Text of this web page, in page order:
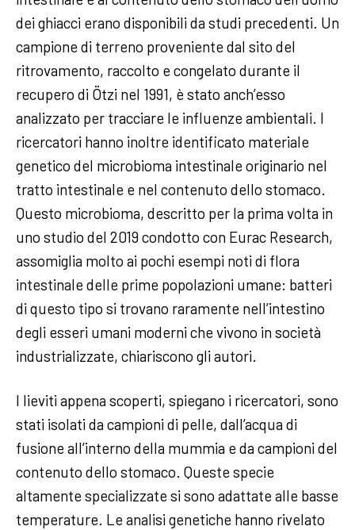
dei ghiacci erano disponibili da studi precedenti. Un
campione di terreno proveniente dal sito del
ritrovamento, raccolto e congelato durante il
recupero di Ötzi nel 1991, è stato anch’esso
analizzato per tracciare le influenze ambientali. I
ricercatori hanno inoltre identificato materiale
genetico del microbioma intestinale originario nel
tratto intestinale e nel contenuto dello stomaco.
Questo microbioma, descritto per la prima volta in
uno studio del 2019 condotto con Eurac Research,
assomiglia molto ai pochi esempi noti di flora
intestinale delle prime popolazioni umane: batteri
di questo tipo si trovano raramente nell’intestino
degli esseri umani moderni che vivono in società
industrializzate, chiariscono gli autori.
I lieviti appena scoperti, spiegano i ricercatori, sono
stati isolati da campioni di pelle, dall’acqua di
fusione all’interno della mummia e da campioni del
contenuto dello stomaco. Queste specie
altamente specializzate si sono adattate alle basse
temperature. Le analisi genetiche hanno rivelato